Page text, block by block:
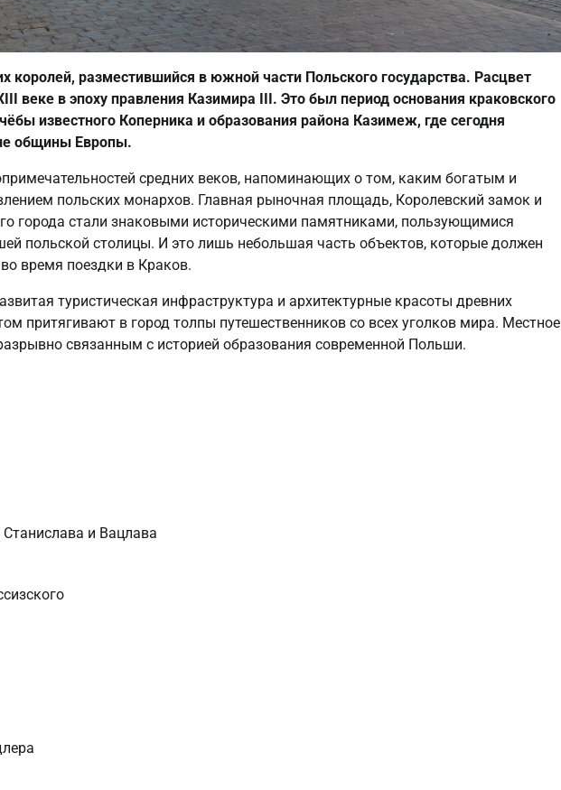
королей, разместившийся в южной части Польского государства. Расцвет
веке в эпоху правления Казимира III. Это был период основания краковского
известного Коперника и образования района Казимеж, где сегодня
общины Европы.
средних веков, напоминающих о том, каким богатым и
польских монархов. Главная рыночная площадь, Королевский замок и
города стали знаковыми историческими памятниками, пользующимися
польской столицы. И это лишь небольшая часть объектов, которые должен
время поездки в Краков.
туристическая инфраструктура и архитектурные красоты древних
притягивают в город толпы путешественников со всех уголков мира. Местное
связанным с историей образования современной Польши.
и Вацлава